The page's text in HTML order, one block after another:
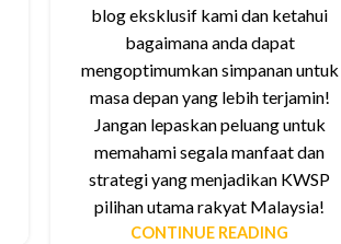
blog eksklusif kami dan ketahui
bagaimana anda dapat
mengoptimumkan simpanan untuk
masa depan yang lebih terjamin!
Jangan lepaskan peluang untuk
memahami segala manfaat dan
strategi yang menjadikan KWSP
pilihan utama rakyat Malaysia!
CONTINUE READING